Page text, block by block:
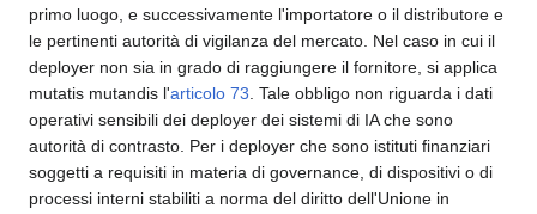
primo luogo, e successivamente l'importatore o il distributore e
le pertinenti autorità di vigilanza del mercato. Nel caso in cui il
deployer non sia in grado di raggiungere il fornitore, si applica
mutatis mutandis l'articolo 73 . Tale obbligo non riguarda i dati
operativi sensibili dei deployer dei sistemi di IA che sono
autorità di contrasto. Per i deployer che sono istituti finanziari
soggetti a requisiti in materia di governance, di dispositivi o di
processi interni stabiliti a norma del diritto dell'Unione in